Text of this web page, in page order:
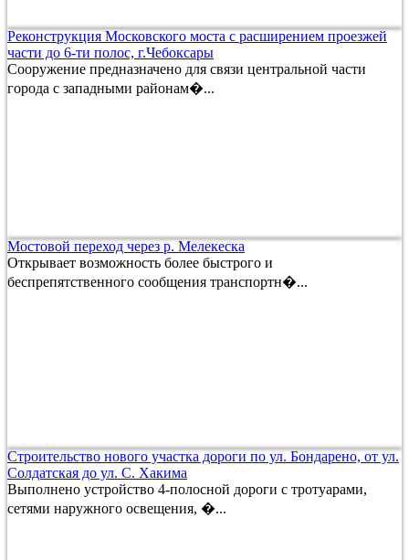
Реконструкция Московского моста с расширением проезжей
части до 6-ти полос, г.Чебоксары
Сооружение предназначено для связи центральной части
города с западными районам�...
Мостовой переход через р. Мелекеска
Открывает возможность более быстрого и
беспрепятственного сообщения транспортн�...
Строительство нового участка дороги по ул. Бондарено, от ул.
Солдатская до ул. С. Хакима
Выполнено устройство 4-полосной дороги с тротуарами,
сетями наружного освещения, �...